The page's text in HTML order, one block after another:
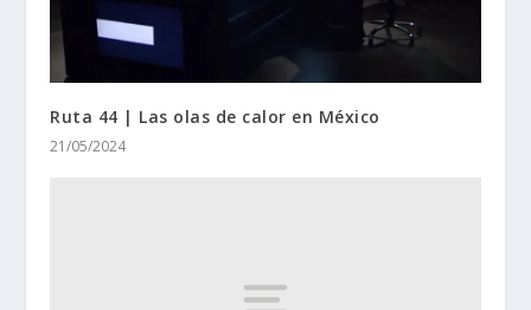
Ruta 44 | Las olas de calor en México
21/05/2024